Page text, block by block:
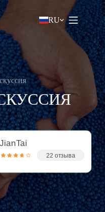
RU
22 отзыва